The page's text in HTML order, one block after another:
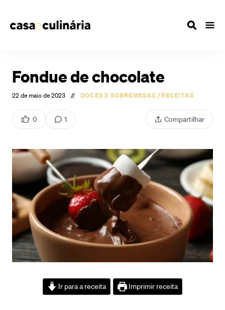
Fondue de chocolate
22 de maio de 2023 // DOCES E SOBREMESAS /RECEITAS
0 1 Compartilhar
Ir para a receita Imprimir receita